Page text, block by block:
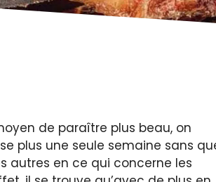
de paraître plus beau, on
plus une seule semaine sans
autres en ce qui concerne les